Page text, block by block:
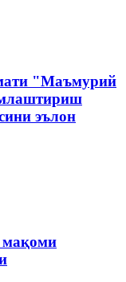
"Маъмурий
эълон
мақоми